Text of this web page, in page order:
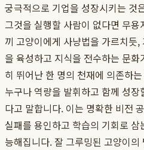
궁극적으로 기업을 성장시키는 것
그것을 실행할 사람이 없다면 무
끼 고양이에게 사냥법을 가르치듯
을 육성하고 지식을 전수하는 문화
히 뛰어난 한 명의 천재에 의존하
누구나 역량을 발휘하고 함께 성
다고 말합니다. 이는 명확한 비전
실패를 용인하고 학습의 기회로
능해집니다. 잘 그루밍된 고양이